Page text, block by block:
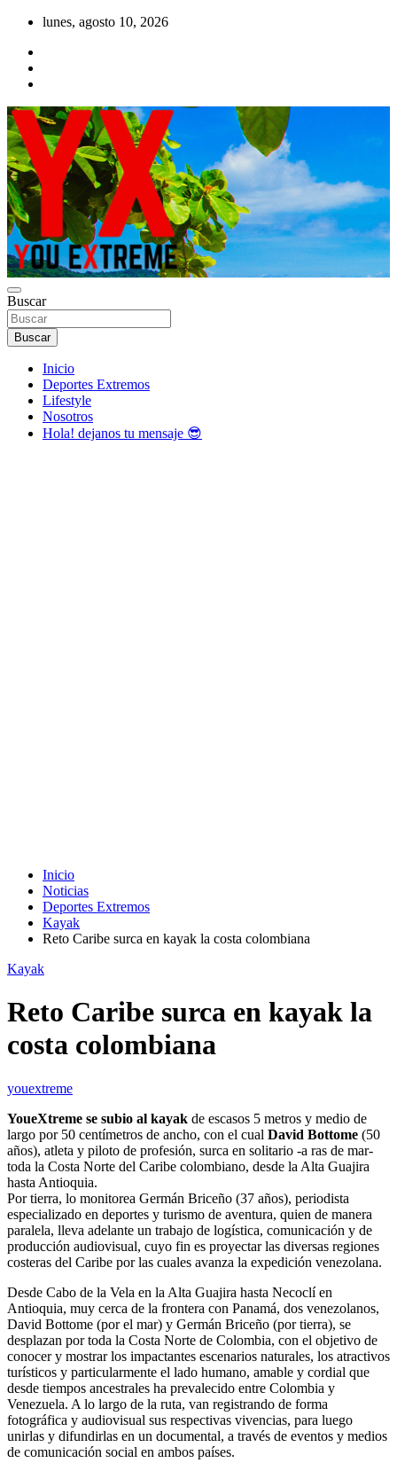
Saltar
contenido
lunes, agosto 10, 2026
YOU EXTREME
YX Deportes Extremos Lifestyle
Buscar
Buscar
Inicio
Deportes Extremos
Lifestyle
Nosotros
Hola! dejanos tu mensaje 😎
Inicio
Noticias
Deportes Extremos
Kayak
Reto Caribe surca en kayak la costa colombiana
Kayak
Reto Caribe surca en kayak la
costa colombiana
youextreme
YoueXtreme se subio al kayak de escasos 5 metros y medio de
largo por 50 centímetros de ancho, con el cual David Bottome (50
años), atleta y piloto de profesión, surca en solitario -a ras de mar-
toda la Costa Norte del Caribe colombiano, desde la Alta Guajira
hasta Antioquia.
Por tierra, lo monitorea Germán Briceño (37 años), periodista
especializado en deportes y turismo de aventura, quien de manera
paralela, lleva adelante un trabajo de logística, comunicación y de
producción audiovisual, cuyo fin es proyectar las diversas regiones
costeras del Caribe por las cuales avanza la expedición venezolana.
Desde Cabo de la Vela en la Alta Guajira hasta Necoclí en
Antioquia, muy cerca de la frontera con Panamá, dos venezolanos,
David Bottome (por el mar) y Germán Briceño (por tierra), se
desplazan por toda la Costa Norte de Colombia, con el objetivo de
conocer y mostrar los impactantes escenarios naturales, los atractivos
turísticos y particularmente el lado humano, amable y cordial que
desde tiempos ancestrales ha prevalecido entre Colombia y
Venezuela. A lo largo de la ruta, van registrando de forma
fotográfica y audiovisual sus respectivas vivencias, para luego
unirlas y difundirlas en un documental, a través de eventos y medios
de comunicación social en ambos países.